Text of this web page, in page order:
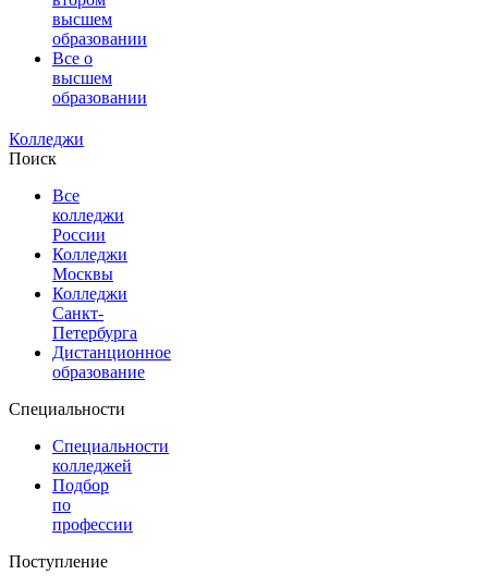
высшем
образовании
Все о
высшем
образовании
Колледжи
Поиск
Все
колледжи
России
Колледжи
Москвы
Колледжи
Санкт-
Петербурга
Дистанционное
образование
Специальности
Специальности
колледжей
Подбор
по
профессии
Поступление